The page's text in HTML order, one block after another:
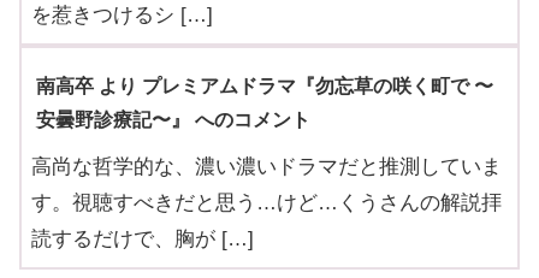
を惹きつけるシ […]
南高卒 より プレミアムドラマ『勿忘草の咲く町で 〜
安曇野診療記〜』 へのコメント
高尚な哲学的な、濃い濃いドラマだと推測していま
す。視聴すべきだと思う…けど…くうさんの解説拝
読するだけで、胸が […]